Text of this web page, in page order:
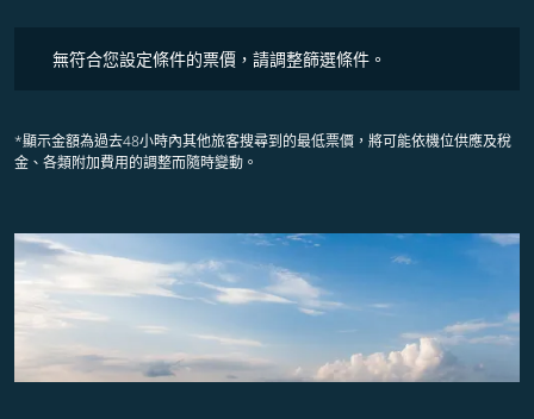
無符合您設定條件的票價，請調整篩選條件。
*顯示金額為過去48小時內其他旅客搜尋到的最低票價，將可能依機位供應及稅
金、各類附加費用的調整而隨時變動。